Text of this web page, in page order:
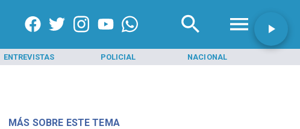
ENTREVISTAS POLICIAL NACIONAL
MÁS SOBRE ESTE TEMA